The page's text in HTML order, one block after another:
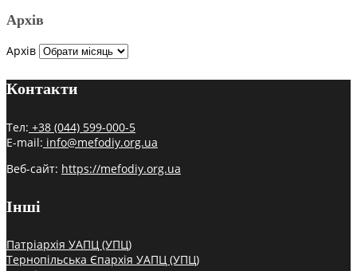
Архів
Архів
Контакти
Тел: +38 (044) 599-000-5
E-mail: info@mefodiy.org.ua
Веб-сайт: https://mefodiy.org.ua
Інші
Патріархія УАПЦ (УПЦ)
Тернопільська Єпархія УАПЦ (УПЦ)